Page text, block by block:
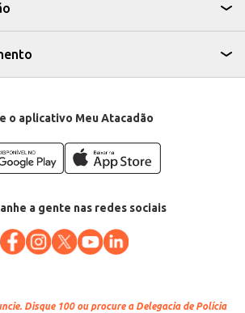
o aplicativo Meu Atacadão
a gente nas redes sociais
Disque 100 ou procure a Delegacia de Polícia